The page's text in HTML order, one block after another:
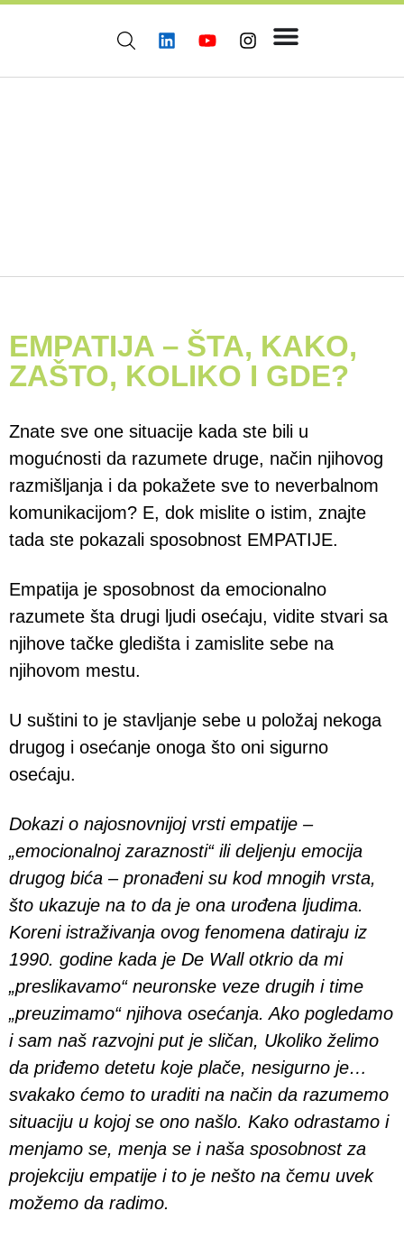
EMPATIJA – ŠTA, KAKO,
ZAŠTO, KOLIKO I GDE?
Znate sve one situacije kada ste bili u
mogućnosti da razumete druge, način njihovog
razmišljanja i da pokažete sve to neverbalnom
komunikacijom? E, dok mislite o istim, znajte
tada ste pokazali sposobnost EMPATIJE.
Empatija je sposobnost da emocionalno
razumete šta drugi ljudi osećaju, vidite stvari sa
njihove tačke gledišta i zamislite sebe na
njihovom mestu.
U suštini to je stavljanje sebe u položaj nekoga
drugog i osećanje onoga što oni sigurno
osećaju.
Dokazi o najosnovnijoj vrsti empatije –
„emocionalnoj zaraznosti“ ili deljenju emocija
drugog bića – pronađeni su kod mnogih vrsta,
što ukazuje na to da je ona urođena ljudima.
Koreni istraživanja ovog fenomena datiraju iz
1990. godine kada je De Wall otkrio da mi
„preslikavamo“ neuronske veze drugih i time
„preuzimamo“ njihova osećanja. Ako pogledamo
i sam naš razvojni put je sličan, Ukoliko želimo
da priđemo detetu koje plače, nesigurno je…
svakako ćemo to uraditi na način da razumemo
situaciju u kojoj se ono našlo. Kako odrastamo i
menjamo se, menja se i naša sposobnost za
projekciju empatije i to je nešto na čemu uvek
možemo da radimo.